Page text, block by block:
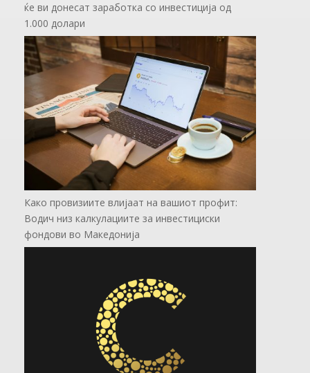
ќе ви донесат заработка со инвестиција од
1.000 долари
Како провизиите влијаат на вашиот профит:
Водич низ калкулациите за инвестициски
фондови во Mакедонија